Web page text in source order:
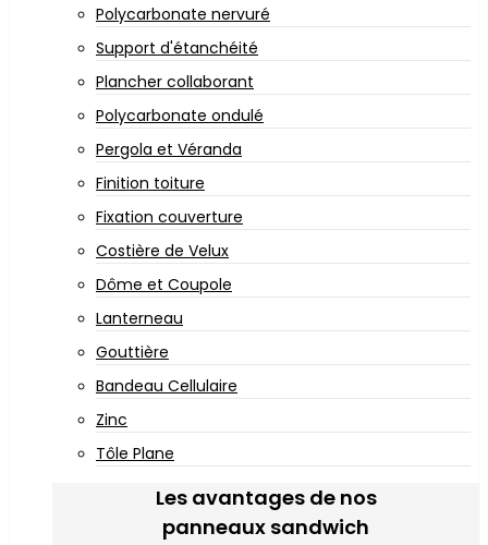
Polycarbonate nervuré
Support d'étanchéité
Plancher collaborant
Polycarbonate ondulé
Pergola et Véranda
Finition toiture
Fixation couverture
Costière de Velux
Dôme et Coupole
Lanterneau
Gouttière
Bandeau Cellulaire
Zinc
Tôle Plane
Les avantages de nos
panneaux sandwich